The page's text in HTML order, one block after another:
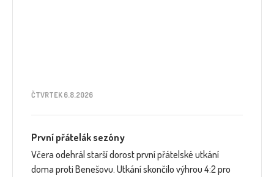
ČTVRTEK 6.8.2026
První přátelák sezóny
Včera odehrál starší dorost první přátelské utkání
doma proti Benešovu. Utkání skončilo výhrou 4:2 pro